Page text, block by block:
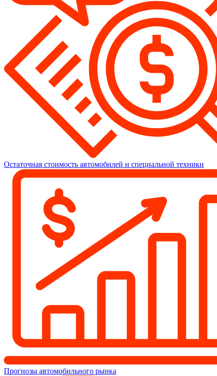
Остаточная стоимость автомобилей и специальной техники
Прогнозы автомобильного рынка